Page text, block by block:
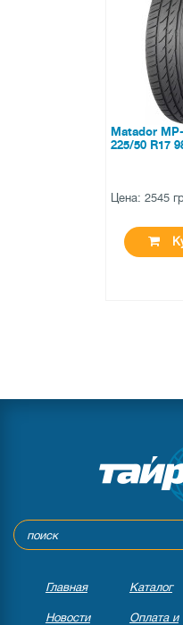
Matador
225/50 R17
Цена: 2545
Главная Каталог
Новости Оплата и